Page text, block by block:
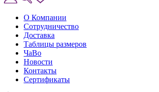
О Компании
Сотрудничество
Доставка
Таблицы размеров
ЧаВо
Новости
Контакты
Сертификаты